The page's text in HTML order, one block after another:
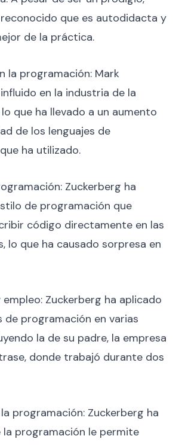
que es autodidacta y
de la práctica.
la programación: Mark
en la industria de la
que ha llevado a un aumento
de los lenguajes de
ha utilizado.
Zuckerberg ha
de programación que
código directamente en las
lo que ha causado sorpresa en
Zuckerberg ha aplicado
de programación en varias
la de su padre, la empresa
donde trabajó durante dos
programación: Zuckerberg ha
la programación le permite